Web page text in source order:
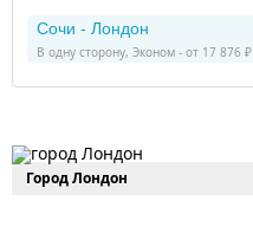
Сочи - Лондон
В одну сторону, Эконом - от 17 876 ₽
Город Лондон